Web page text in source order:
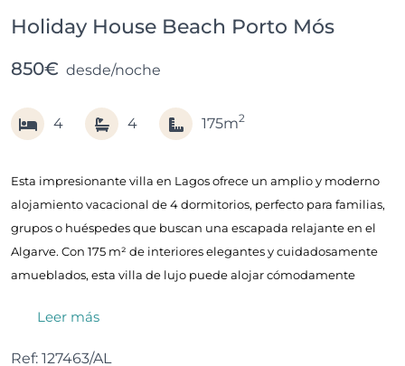
Holiday House Beach Porto Mós
4 4 175m2
Esta impresionante villa en Lagos ofrece un amplio y moderno
alojamiento vacacional de 4 dormitorios, perfecto para familias,
grupos o huéspedes que buscan una escapada relajante en el
Algarve. Con 175 m² de interiores elegantes y cuidadosamente
amueblados, esta villa de lujo puede alojar cómodamente
vacaciones inolvidables en el Algarve.
Los huéspedes pueden disfrutar de un jardín privado, áreas
Leer más
Ref: 127463/AL
850€ desde/noche